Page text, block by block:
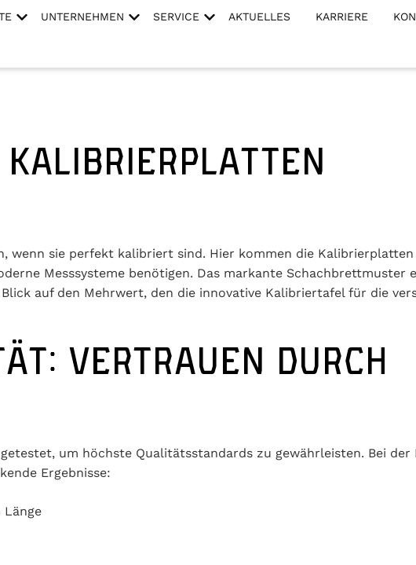
UNTERNEHMEN SERVICE AKTUELLES KARRIERE
wenn sie perfekt kalibriert sind. Hier kommen die Kalibrierplatten
Messsysteme benötigen. Das markante Schachbrettmuster
auf den Mehrwert, den die innovative Kalibriertafel für die
VERTRAUEN DURCH
um höchste Qualitätsstandards zu gewährleisten. Bei
Ergebnisse:
Länge